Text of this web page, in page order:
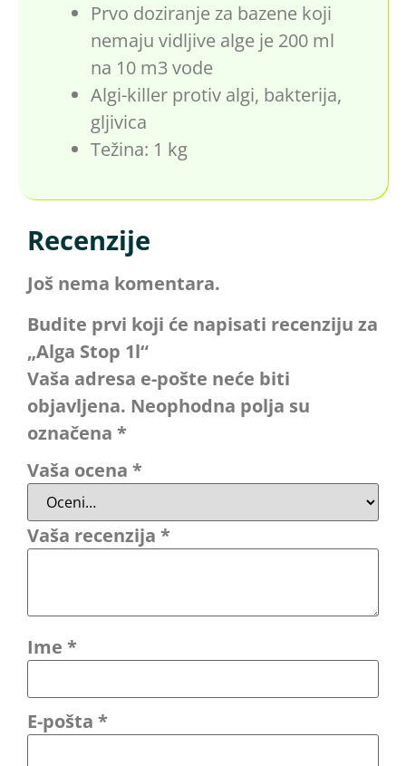
Prvo doziranje za bazene koji
nemaju vidljive alge je 200 ml
na 10 m3 vode
Algi-killer protiv algi, bakterija,
gljivica
Težina: 1 kg
Recenzije
Još nema komentara.
Budite prvi koji će napisati recenziju za
„Alga Stop 1l“
Vaša adresa e-pošte neće biti
objavljena. Neophodna polja su
označena *
Vaša ocena *
Vaša recenzija *
Ime *
E-pošta *